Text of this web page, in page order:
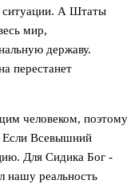
ситуации. А Штаты
мир,
державу.
перестанет
человеком, поэтому
Если Всевышний
Для Сидика Бог -
нашу реальность